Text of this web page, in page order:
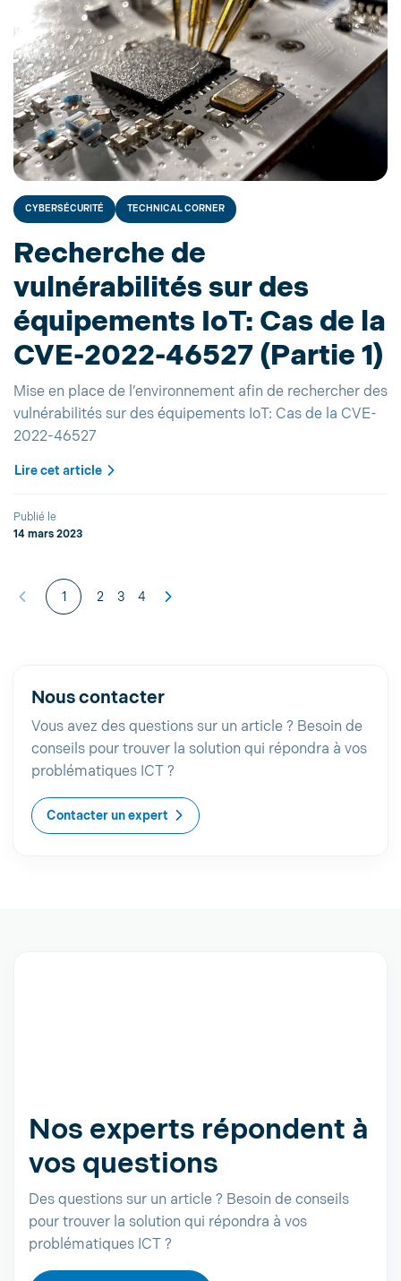
CYBERSÉCURITÉ TECHNICAL CORNER
Recherche de
vulnérabilités sur des
équipements IoT: Cas de la
CVE-2022-46527 (Partie 1)
Mise en place de l’environnement afin de rechercher des
vulnérabilités sur des équipements IoT: Cas de la CVE-
2022-46527
Lire cet article
Publié le
14 mars 2023
1 2 3 4
Nous contacter
Vous avez des questions sur un article ? Besoin de
conseils pour trouver la solution qui répondra à vos
problématiques ICT ?
Contacter un expert
Nos experts répondent à
vos questions
Des questions sur un article ? Besoin de conseils
pour trouver la solution qui répondra à vos
problématiques ICT ?